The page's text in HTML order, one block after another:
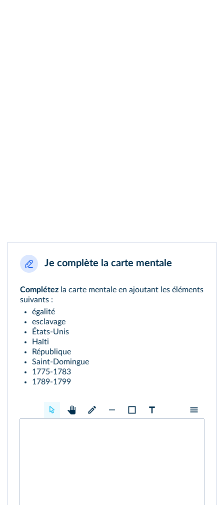
Je complète la carte mentale
Complétez la carte mentale en ajoutant les éléments
suivants :
égalité
esclavage
États-Unis
Haïti
République
Saint-Domingue
1775-1783
1789-1799